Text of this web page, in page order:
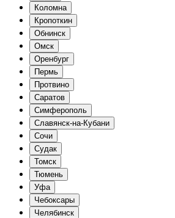
Коломна
Кропоткин
Обнинск
Омск
Оренбург
Пермь
Протвино
Саратов
Симферополь
Славянск-на-Кубани
Сочи
Судак
Томск
Тюмень
Уфа
Чебоксары
Челябинск